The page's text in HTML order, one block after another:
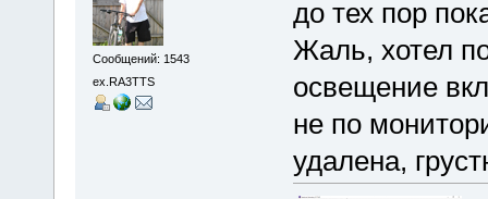
Сообщений: 1543
ex.RA3TTS
до тех пор
Жаль, хотел
освещение
не по
удалена,